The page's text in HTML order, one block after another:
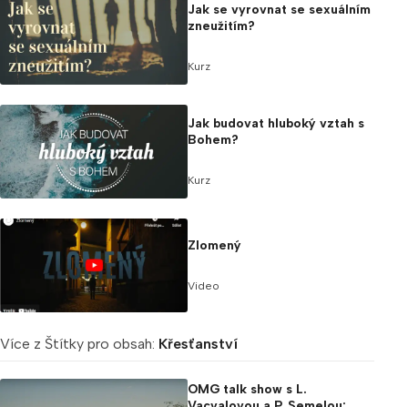
Jak se vyrovnat se sexuálním
zneužitím?
Kurz
Jak budovat hluboký vztah s
Bohem?
Kurz
Zlomený
Video
Více z Štítky pro obsah: Křesťanství
OMG talk show s L.